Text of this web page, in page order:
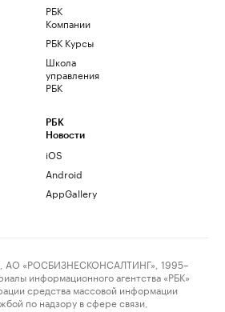
РБК
Компании
РБК Курсы
Школа
управления
РБК
РБК
Новости
iOS
Android
AppGallery
«РОСБИЗНЕСКОНСАЛТИНГ», 1995–
информационного агентства «РБК»
средства массовой информации
по надзору в сфере связи,